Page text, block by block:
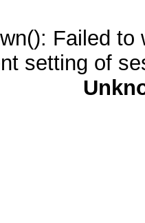
Failed
setting of